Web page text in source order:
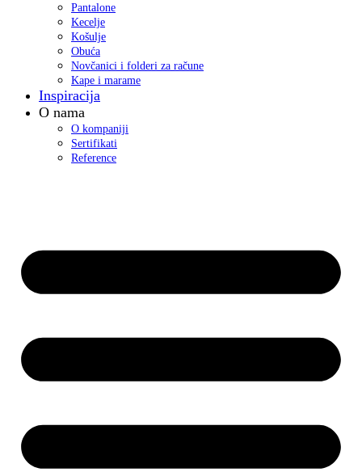
Pantalone
Kecelje
Košulje
Obuća
Novčanici i folderi za račune
Kape i marame
Inspiracija
O nama
O kompaniji
Sertifikati
Reference